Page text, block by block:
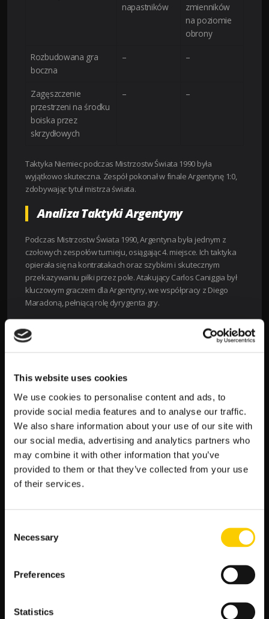
This website uses cookies
We use cookies to personalise content and ads, to
provide social media features and to analyse our traffic.
We also share information about your use of our site with
our social media, advertising and analytics partners who
may combine it with other information that you’ve
provided to them or that they’ve collected from your use
of their services.
Selection
Necessary
Preferences
Statistics
napastników
zmienników
na poziomie
obrony
Rozbudowana gra
boczna
– –
Zagęszczenie
przestrzeni na środku
boiska przez
skrzydłowych
– –
Taktyka Niemiec podczas Mistrzostw Świata 1990 była
wyjątkowo skuteczna. Zespół pokonał w finale Argentynę 1:0,
zdobywając tytuł mistrza świata.
Analiza Taktyki Argentyny
Podczas Mistrzostw Świata 1990, Argentyna była jednym z
czołowych zespołów turnieju, osiągając 4. miejsce. Ich taktyka
opierała się na kontratakach oraz szybkim i skutecznym
przekazywaniu piłki przez pole. Atakujący Carlos Caniggia był
kluczowym graczem dla Argentyny, we współpracy z Diego
Maradoną, pełniącą rolę dyrygenta gry.
Argentyński trener, Carlos Bilardo, zastosował taktykę „3-5-2”
podczas Mistrzostw, co pozwoliło jego drużynie kontrolować
stworzenie składnej akcji, co skutkowało częstymi faulami.
W defensywie Bilardo postawił na zgranie, ustawiając 3
środkowych obrońców z zadaniem zabezpieczenia swojej
bramki. Jednym z najważniejszych i najbardziej
doświadczonych graczy w drużynie był bramkarz Sergio
Goycochea, który stał się bohaterem meczu w ćwierćfinale ze
Związkiem Radzieckim po obronie dwóch rzutów karnych.
Co wyróżniało Argentynę w Mistrzostwach Świata 1990 to
przez zespół, pomimo niepowodzeń w meczach z Kamerunem
Analiza Taktyki Anglii
wynik widoczny był również w zastosowanej taktyce.